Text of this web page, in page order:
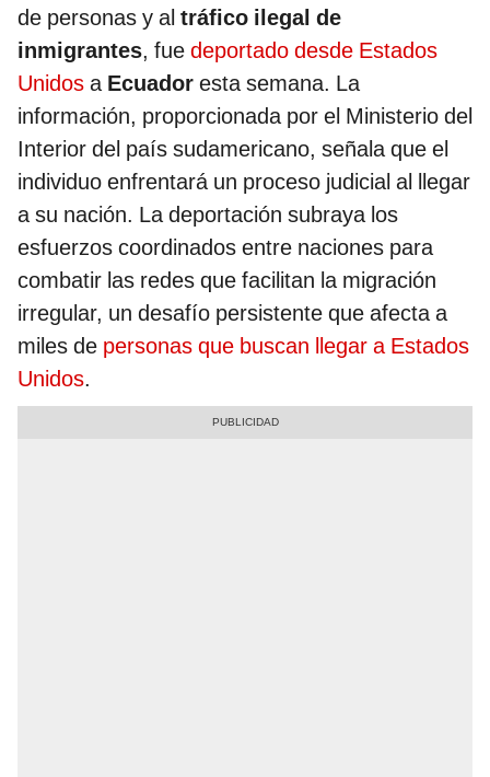
de personas y al tráfico ilegal de
inmigrantes, fue deportado desde Estados
Unidos a Ecuador esta semana. La
información, proporcionada por el Ministerio del
Interior del país sudamericano, señala que el
individuo enfrentará un proceso judicial al llegar
a su nación. La deportación subraya los
esfuerzos coordinados entre naciones para
combatir las redes que facilitan la migración
irregular, un desafío persistente que afecta a
miles de personas que buscan llegar a Estados
Unidos.